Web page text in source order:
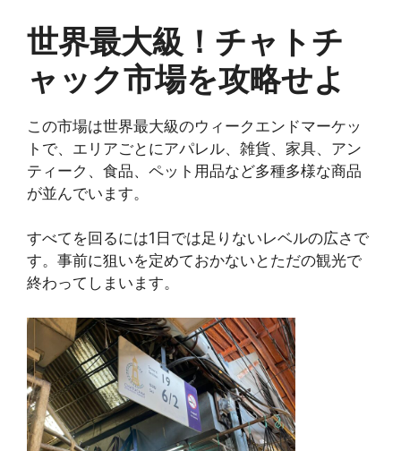
世界最大級！チャトチ
ャック市場を攻略せよ
この市場は世界最大級のウィークエンドマーケッ
トで、エリアごとにアパレル、雑貨、家具、アン
ティーク、食品、ペット用品など多種多様な商品
が並んでいます。
すべてを回るには1日では足りないレベルの広さで
す。事前に狙いを定めておかないとただの観光で
終わってしまいます。